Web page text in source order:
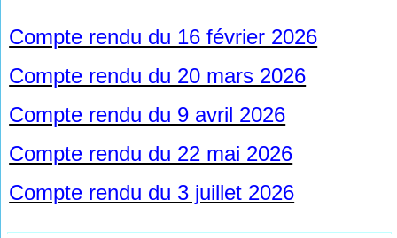
Compte rendu du 16 février 2026
Compte rendu du 20 mars 2026
Compte rendu du 9 avril 2026
Compte rendu du 22 mai 2026
Compte rendu du 3 juillet 2026